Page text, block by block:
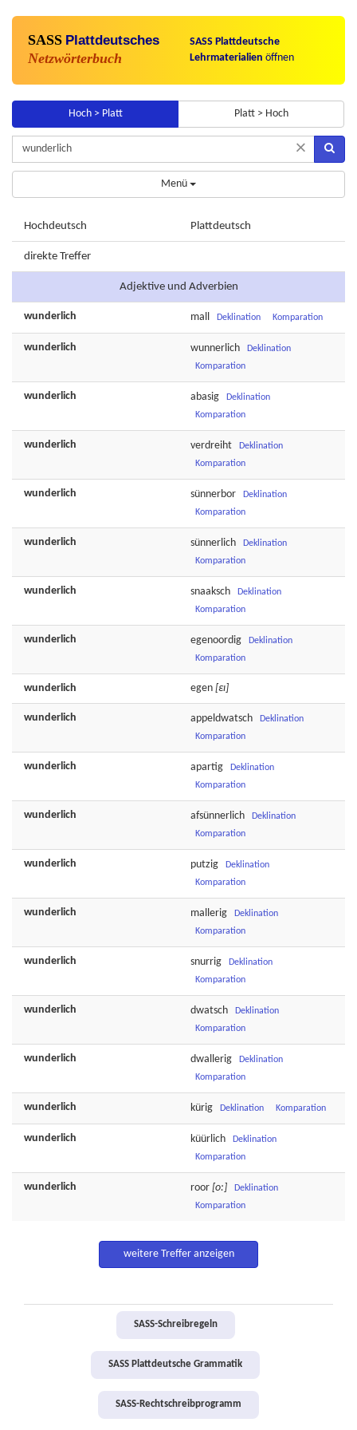
SASS Plattdeutsches
Netzwörterbuch
SASS Plattdeutsche
Lehrmaterialien öffnen
Hoch > Platt Platt > Hoch
×
Menü
Hochdeutsch Plattdeutsch
direkte Treffer
Adjektive und Adverbien
wunderlich mall Deklination Komparation
wunderlich wunnerlich
Deklination
Komparation
wunderlich abasig
Deklination
Komparation
wunderlich verdreiht
Deklination
Komparation
wunderlich sünnerbor
Deklination
Komparation
wunderlich sünnerlich
Deklination
Komparation
wunderlich snaaksch
Deklination
Komparation
wunderlich egenoordig
Deklination
Komparation
wunderlich egen [εɪ]
wunderlich appeldwatsch
Deklination
Komparation
wunderlich apartig
Deklination
Komparation
wunderlich afsünnerlich
Deklination
Komparation
wunderlich putzig
Deklination
Komparation
wunderlich mallerig
Deklination
Komparation
wunderlich snurrig
Deklination
Komparation
wunderlich dwatsch
Deklination
Komparation
wunderlich dwallerig
Deklination
Komparation
wunderlich kürig Deklination Komparation
wunderlich küürlich
Deklination
Komparation
wunderlich roor [o:]
Deklination
Komparation
weitere Treffer anzeigen
SASS-Schreibregeln
SASS Plattdeutsche Grammatik
SASS-Rechtschreibprogramm